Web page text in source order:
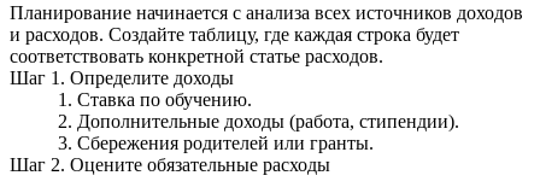
Планирование начинается с анализа всех источников доходов
и расходов. Создайте таблицу, где каждая строка будет
соответствовать конкретной статье расходов.
Шаг 1. Определите доходы
Ставка по обучению.
Дополнительные доходы (работа, стипендии).
Сбережения родителей или гранты.
Шаг 2. Оцените обязательные расходы